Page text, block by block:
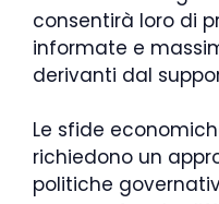
consentirà loro di
informate e
derivanti dal
Le sfide
richiedono un
politiche